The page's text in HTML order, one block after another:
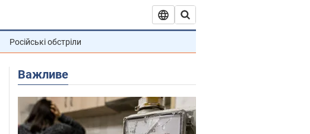
Російські обстріли
Важливе